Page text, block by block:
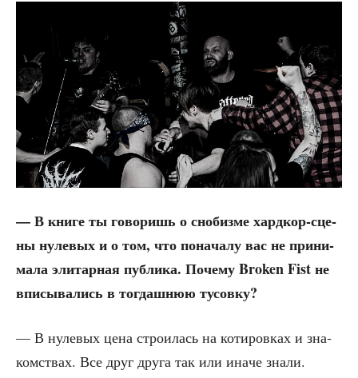
— В кни­ге ты гово­ришь о сно­биз­ме хард­кор-сце­
ны нуле­вых и о том, что пона­ча­лу вас не при­ни­
ма­ла эли­тар­ная пуб­ли­ка. Поче­му Broken Fist не
впи­сы­ва­лись в тогдаш­нюю тусовку?
— В нуле­вых цена стро­и­лась на коти­ров­ках и зна­
ком­ствах. Все друг дру­га так или ина­че зна­ли.